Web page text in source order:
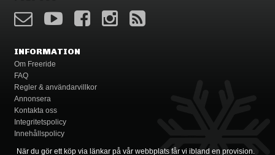
INFORMATION
Om Freeride
FAQ
Regler & användarvillkor
Annonsera
Kontakta oss
Integritetspolicy
Innehållspolicy
När du gör ett köp via länkar på vår webbplats får vi ibland en provision.